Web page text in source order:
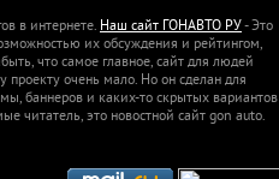
в интернете. Наш сайт ГОНАВТО РУ- Это
их обсуждения и рейтингом,
что самое главное, сайт для людей
очень мало. Но он сделан для
баннеров и каких-то скрытых вариантов
читатель, это новостной сайт gon auto.